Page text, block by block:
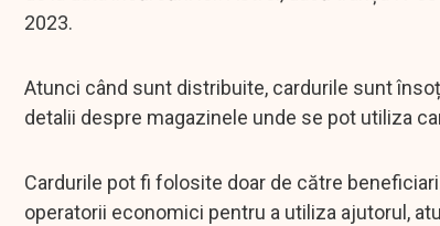
2023.
Atunci când sunt distribuite, cardurile sunt
detalii despre magazinele unde se pot utiliza
Cardurile pot fi folosite doar de către
operatorii economici pentru a utiliza ajutorul,